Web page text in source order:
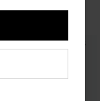
10% korting